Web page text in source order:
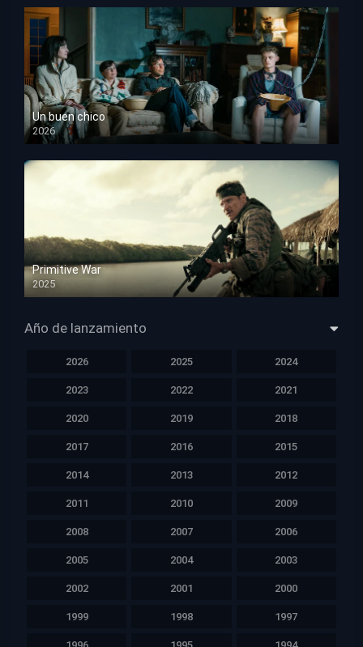
Un buen chico
2026
HD 1080p
Primitive War
2025
HD 1080p
Año de lanzamiento
2026 2025 2024
2023 2022 2021
2020 2019 2018
2017 2016 2015
2014 2013 2012
2011 2010 2009
2008 2007 2006
2005 2004 2003
2002 2001 2000
1999 1998 1997